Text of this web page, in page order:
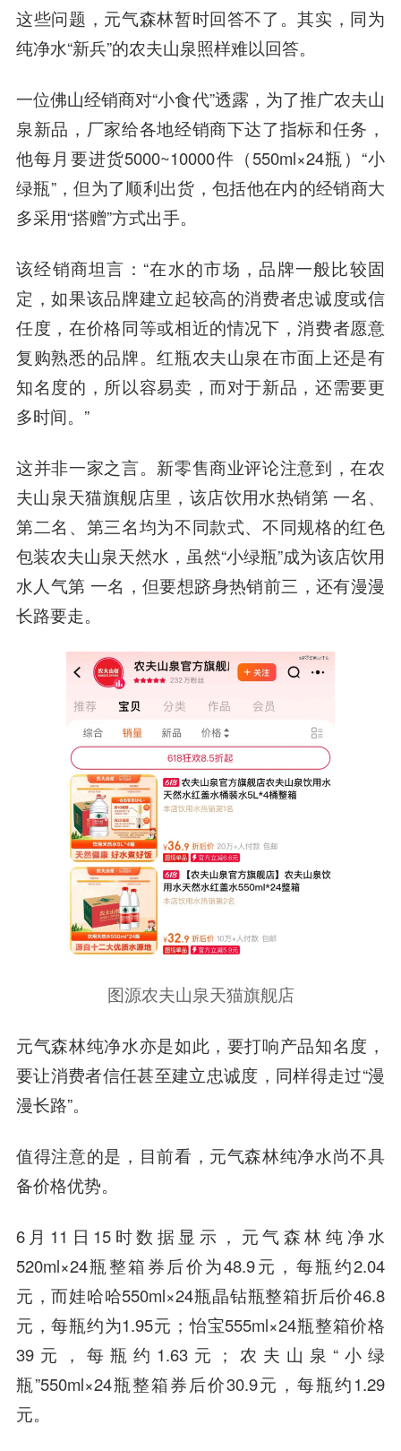
这些问题，元气森林暂时回答不了。其实，同为
纯净水“新兵”的农夫山泉照样难以回答。
一位佛山经销商对“小食代”透露，为了推广农夫山
泉新品，厂家给各地经销商下达了指标和任务，
他每月要进货5000~10000件（550ml×24瓶）“小
绿瓶”，但为了顺利出货，包括他在内的经销商大
多采用“搭赠”方式出手。
该经销商坦言：“在水的市场，品牌一般比较固
定，如果该品牌建立起较高的消费者忠诚度或信
任度，在价格同等或相近的情况下，消费者愿意
复购熟悉的品牌。红瓶农夫山泉在市面上还是有
知名度的，所以容易卖，而对于新品，还需要更
多时间。”
这并非一家之言。新零售商业评论注意到，在农
夫山泉天猫旗舰店里，该店饮用水热销第 一名、
第二名、第三名均为不同款式、不同规格的红色
包装农夫山泉天然水，虽然“小绿瓶”成为该店饮用
水人气第 一名，但要想跻身热销前三，还有漫漫
长路要走。
图源农夫山泉天猫旗舰店
元气森林纯净水亦是如此，要打响产品知名度，
要让消费者信任甚至建立忠诚度，同样得走过“漫
漫长路”。
值得注意的是，目前看，元气森林纯净水尚不具
备价格优势。
6月11日15时数据显示，元气森林纯净水
520ml×24瓶整箱券后价为48.9元，每瓶约2.04
元，而娃哈哈550ml×24瓶晶钻瓶整箱折后价46.8
元，每瓶约为1.95元；怡宝555ml×24瓶整箱价格
39元，每瓶约1.63元；农夫山泉“小绿
瓶”550ml×24瓶整箱券后价30.9元，每瓶约1.29
元。